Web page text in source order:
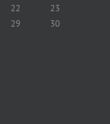
22
23
29
30